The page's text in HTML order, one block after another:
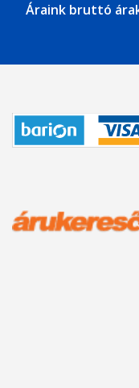
Áraink bruttó